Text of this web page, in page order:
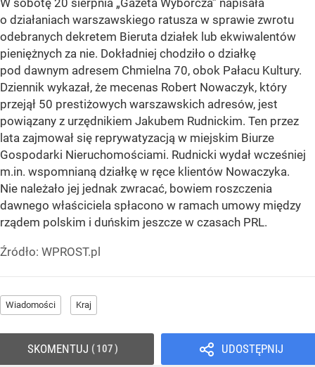
o działaniach warszawskiego ratusza w sprawie zwrotu
odebranych dekretem Bieruta działek lub ekwiwalentów
pieniężnych za nie. Dokładniej chodziło o działkę
pod dawnym adresem Chmielna 70, obok Pałacu Kultury.
Dziennik wykazał, że mecenas Robert Nowaczyk, który
przejął 50 prestiżowych warszawskich adresów, jest
powiązany z urzędnikiem Jakubem Rudnickim. Ten przez
lata zajmował się reprywatyzacją w miejskim Biurze
Gospodarki Nieruchomościami. Rudnicki wydał wcześniej
m.in. wspomnianą działkę w ręce klientów Nowaczyka.
Nie należało jej jednak zwracać, bowiem roszczenia
dawnego właściciela spłacono w ramach umowy między
rządem polskim i duńskim jeszcze w czasach PRL.
Źródło: WPROST.pl
Wiadomości Kraj
UDOSTĘPNIJ
SKOMENTUJ 107